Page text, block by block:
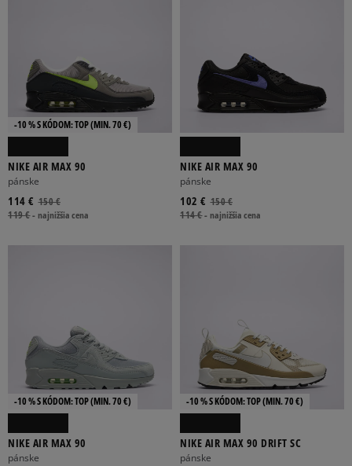
-10 % S KÓDOM: TOP (MIN. 70 €)
NIKE AIR MAX 90
pánske
150 €
114 €
119 €-najnižšia cena
NIKE AIR MAX 90
pánske
150 €
102 €
114 €-najnižšia cena
-10 % S KÓDOM: TOP (MIN. 70 €)
NIKE AIR MAX 90
pánske
-10 % S KÓDOM: TOP (MIN. 70 €)
NIKE AIR MAX 90 DRIFT SC
pánske